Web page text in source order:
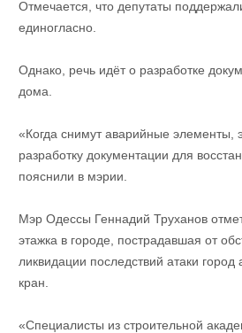
Отмечается, что депутаты
единогласно.
Однако, речь идёт о разработке
дома.
«Когда снимут аварийные элементы,
разработку документации для
пояснили в мэрии.
Мэр Одессы Геннадий Труханов
этажка в городе, пострадавшая от
ликвидации последствий атаки
кран.
«Специалисты из строительной